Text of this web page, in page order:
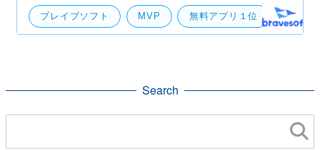
ブレイブソフト MVP 無料アプリ１位
Search